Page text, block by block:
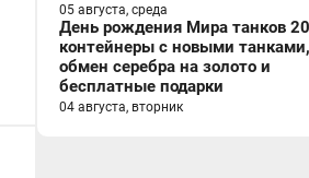
05 августа, среда
День рождения Мира танков
контейнеры с новыми танками,
обмен серебра на золото и
бесплатные подарки
04 августа, вторник